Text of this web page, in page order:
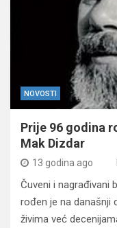
NOVOSTI
Prije 96 godina
Mak Dizdar
13 godina ago
Čuveni i nagrađivani
rođen je na današnji
živima već